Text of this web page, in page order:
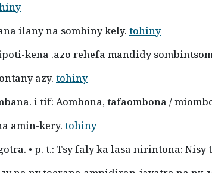
ilany na sombiny kely. tohiny
kena .azo rehefa mandidy
azy. tohiny
i tif: Aombona, tafaombona /
amin-kery. tohiny
• p. t.: Tsy faly ka lasa nirintona: